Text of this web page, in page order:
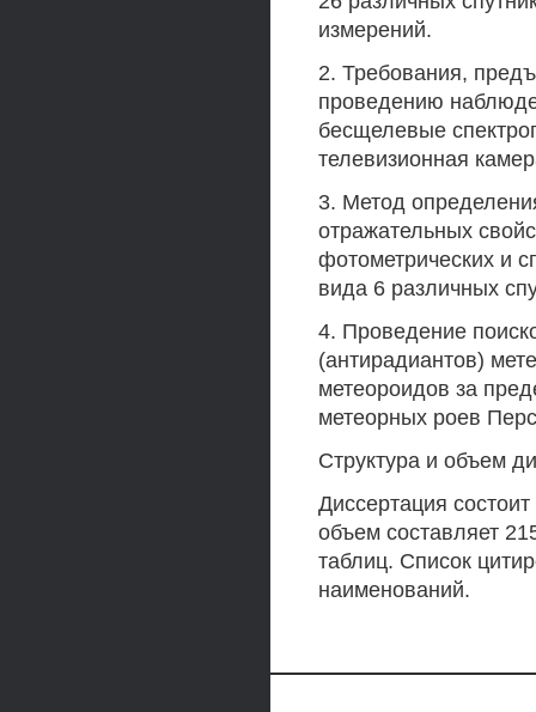
измерений.
2. Требования,
проведению
бесщелевые
телевизионная
3. Метод
отражательных
фотометрических и
вида 6 различных
4. Проведение
(антирадиантов)
метеороидов за
метеорных роев
Структура и объем
Диссертация
объем составляет
таблиц. Список
наименований.